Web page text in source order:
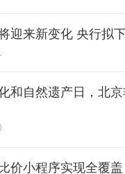
迎来新变化 央行拟
和自然遗产日，北
价小程序实现全覆